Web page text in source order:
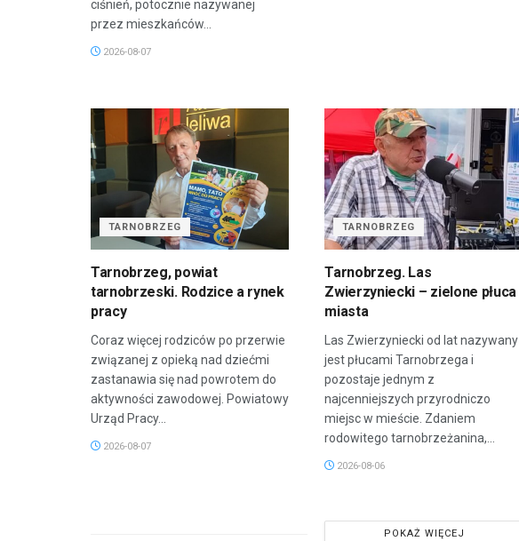
ciśnień, potocznie nazywanej
przez mieszkańców...
2026-08-07
TARNOBRZEG
Tarnobrzeg, powiat
tarnobrzeski. Rodzice a rynek
pracy
Coraz więcej rodziców po przerwie
związanej z opieką nad dziećmi
zastanawia się nad powrotem do
aktywności zawodowej. Powiatowy
Urząd Pracy...
2026-08-07
TARNOBRZEG
Tarnobrzeg. Las
Zwierzyniecki – zielone płuca
miasta
Las Zwierzyniecki od lat nazywany
jest płucami Tarnobrzega i
pozostaje jednym z
najcenniejszych przyrodniczo
miejsc w mieście. Zdaniem
rodowitego tarnobrzeżanina,...
2026-08-06
POKAŻ WIĘCEJ